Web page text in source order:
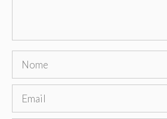
Nome
Email